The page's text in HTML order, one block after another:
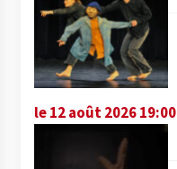
le 12 août 2026 19:00